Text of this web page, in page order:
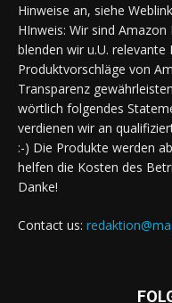
Hinweise an, siehe
HInweis: Wir sind
blenden wir u.U.
Produktvorschläge von
Transparenz
wörtlich folgendes
verdienen wir an
:-) Die Produkte werden
helfen die Kosten des
Danke!
Contact us: